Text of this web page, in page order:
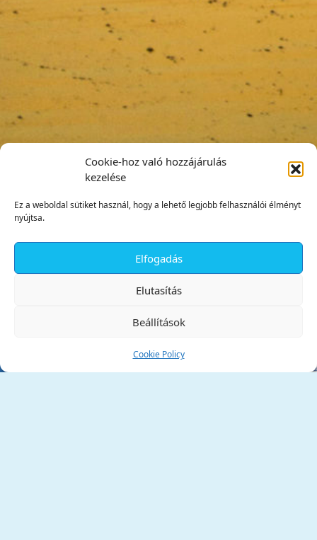
Cookie-hoz való hozzájárulás
kezelése
Ez a weboldal sütiket használ, hogy a lehető legjobb felhasználói élményt
nyújtsa.
Elfogadás
Elutasítás
Beállítások
Cookie Policy
Tata Város Önkormányzata
✕